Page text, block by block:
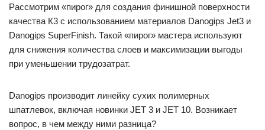
Рассмотрим «пирог» для создания финишной поверхности
качества К3 с использованием материалов Danogips Jet3 и
Danogips SuperFinish. Такой «пирог» мастера используют
для снижения количества слоев и максимизации выгоды
при уменьшении трудозатрат.
Danogips производит линейку сухих полимерных
шпатлевок, включая новинки JET 3 и JET 10. Возникает
вопрос, в чем между ними разница?